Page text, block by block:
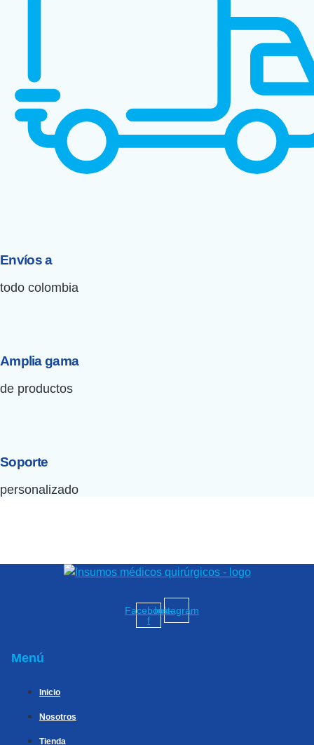
Envíos a
todo colombia
Amplia gama
de productos
Soporte
personalizado
Facebook-
f
Instagram
Menú
Inicio
Nosotros
Tienda